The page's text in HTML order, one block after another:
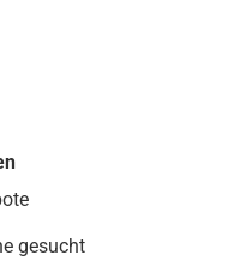
gesucht